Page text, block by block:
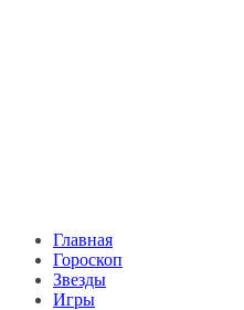
Главная
Гороскоп
Звезды
Игры